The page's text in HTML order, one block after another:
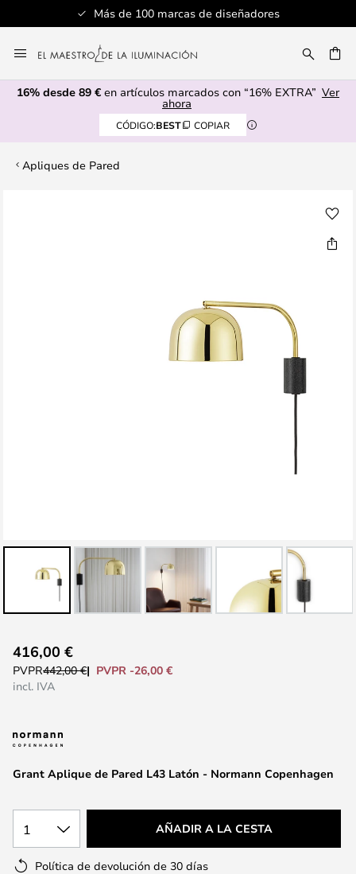
Más de 100 marcas de diseñadores
al
contenido
16% desde 89 € en artículos marcados con “16% EXTRA” Ver
ahora
CÓDIGO:BEST COPIAR
Apliques de Pared
al
comienzo
galería
imágenes
Grant Aplique de Pared L43 Latón - Normann Copenhagen
416,00 €
PVPR442,00 €
PVPR -26,00 €
incl. IVA
1 AÑADIR A LA CESTA
Política de devolución de 30 días